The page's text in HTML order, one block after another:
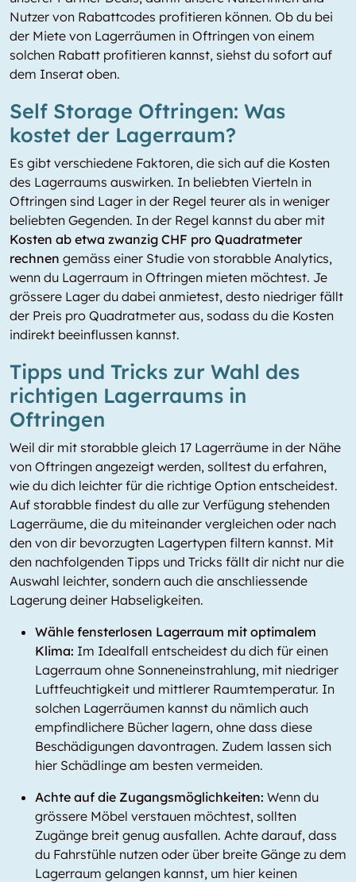
Nutzer von Rabattcodes profitieren können. Ob du bei
der Miete von Lagerräumen in Oftringen von einem
solchen Rabatt profitieren kannst, siehst du sofort auf
dem Inserat oben.
Self Storage Oftringen: Was
kostet der Lagerraum?
Es gibt verschiedene Faktoren, die sich auf die Kosten
des Lagerraums auswirken. In beliebten Vierteln in
Oftringen sind Lager in der Regel teurer als in weniger
beliebten Gegenden. In der Regel kannst du aber mit
Kosten ab etwa zwanzig CHF pro Quadratmeter
rechnen gemäss einer Studie von storabble Analytics,
wenn du Lagerraum in Oftringen mieten möchtest. Je
grössere Lager du dabei anmietest, desto niedriger fällt
der Preis pro Quadratmeter aus, sodass du die Kosten
indirekt beeinflussen kannst.
Tipps und Tricks zur Wahl des
richtigen Lagerraums in
Oftringen
Weil dir mit storabble gleich 17 Lagerräume in der Nähe
von Oftringen angezeigt werden, solltest du erfahren,
wie du dich leichter für die richtige Option entscheidest.
Auf storabble findest du alle zur Verfügung stehenden
Lagerräume, die du miteinander vergleichen oder nach
den von dir bevorzugten Lagertypen filtern kannst. Mit
den nachfolgenden Tipps und Tricks fällt dir nicht nur die
Auswahl leichter, sondern auch die anschliessende
Lagerung deiner Habseligkeiten.
Wähle fensterlosen Lagerraum mit optimalem
Klima: Im Idealfall entscheidest du dich für einen
Lagerraum ohne Sonneneinstrahlung, mit niedriger
Luftfeuchtigkeit und mittlerer Raumtemperatur. In
solchen Lagerräumen kannst du nämlich auch
empfindlichere Bücher lagern, ohne dass diese
Beschädigungen davontragen. Zudem lassen sich
hier Schädlinge am besten vermeiden.
Achte auf die Zugangsmöglichkeiten: Wenn du
grössere Möbel verstauen möchtest, sollten
Zugänge breit genug ausfallen. Achte darauf, dass
du Fahrstühle nutzen oder über breite Gänge zu dem
Lagerraum gelangen kannst, um hier keinen